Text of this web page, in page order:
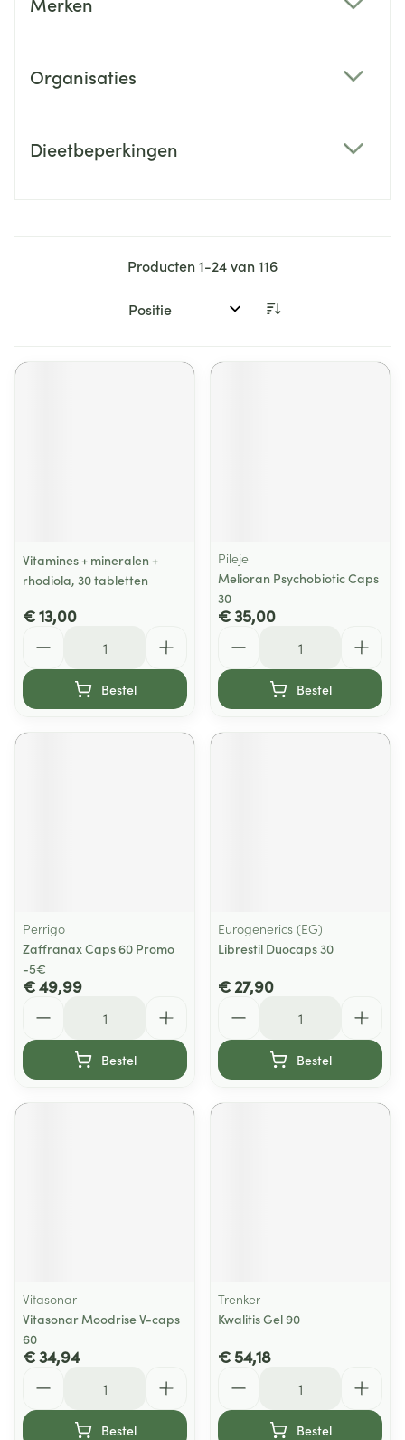
Organisaties
Dieetbeperkingen
Producten1-24van116
Sorteer op:
Vitamines + mineralen +
rhodiola, 30 tabletten
€ 13,00
Bestel
Pileje
Melioran Psychobiotic Caps
30
€ 35,00
Bestel
Perrigo
Zaffranax Caps 60 Promo
-5€
€ 49,99
Bestel
Eurogenerics (EG)
Librestil Duocaps 30
€ 27,90
Bestel
Vitasonar
Vitasonar Moodrise V-caps
60
€ 34,94
Bestel
Trenker
Kwalitis Gel 90
€ 54,18
Bestel